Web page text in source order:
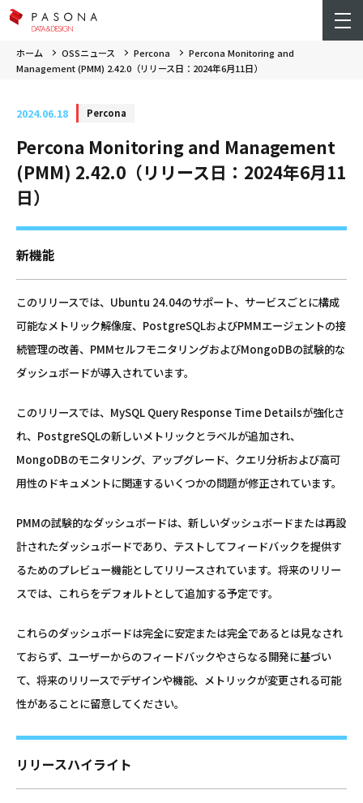
ホーム OSSニュース Percona
Percona Monitoring and
Management (PMM) 2.42.0（リリース日：2024年6月11日）
2024.06.18 Percona
Percona Monitoring and Management
(PMM) 2.42.0（リリース日：2024年6月11
日）
新機能
このリリースでは、Ubuntu 24.04のサポート、サービスごとに構成
可能なメトリック解像度、PostgreSQLおよびPMMエージェントの接
続管理の改善、PMMセルフモニタリングおよびMongoDBの試験的な
ダッシュボードが導入されています。
このリリースでは、MySQL Query Response Time Detailsが強化さ
れ、PostgreSQLの新しいメトリックとラベルが追加され、
MongoDBのモニタリング、アップグレード、クエリ分析および高可
用性のドキュメントに関連するいくつかの問題が修正されています。
PMMの試験的なダッシュボードは、新しいダッシュボードまたは再設
計されたダッシュボードであり、テストしてフィードバックを提供す
るためのプレビュー機能としてリリースされています。将来のリリー
スでは、これらをデフォルトとして追加する予定です。
これらのダッシュボードは完全に安定または完全であるとは見なされ
ておらず、ユーザーからのフィードバックやさらなる開発に基づい
て、将来のリリースでデザインや機能、メトリックが変更される可能
性があることに留意してください。
リリースハイライト